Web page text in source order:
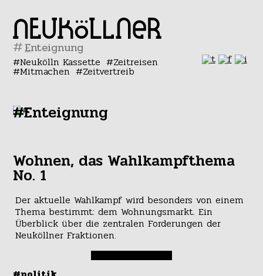
#
Neukölln Kassette Zeitreisen
Mitmachen Zeitvertreib
#Enteignung
Wohnen, das Wahlkampfthema
No. 1
Der aktuelle Wahlkampf wird besonders von einem
Thema bestimmt: dem Wohnungsmarkt. Ein
Überblick über die zentralen Forderungen der
Neuköllner Fraktionen.